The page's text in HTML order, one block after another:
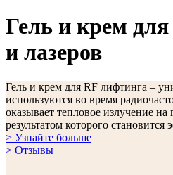
Гель и крем
и лазеров
Гель и крем для RF лифтинга –
используются во время
оказывает тепловое излучение
результатом которого становится
> Узнайте больше
> Отзывы